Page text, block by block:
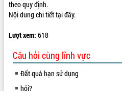
VIDEO
theo quy định.
Nội dung chi tiết tại đây.
Lượt xem: 618
Câu hỏi cùng lĩnh vực
Đất quá hạn sử dụng
hỏi?